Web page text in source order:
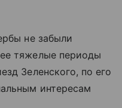
не забыли
тяжелые периоды
Зеленского, по его
интересам